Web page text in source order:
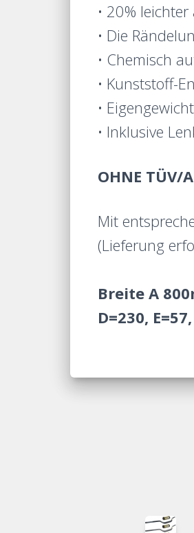
• 20%
• Die
• Chemisch
• Kunststoff-
•
• Inklusive
OHNE TÜV/
Mit
(Lieferung
Breite A
D=230,